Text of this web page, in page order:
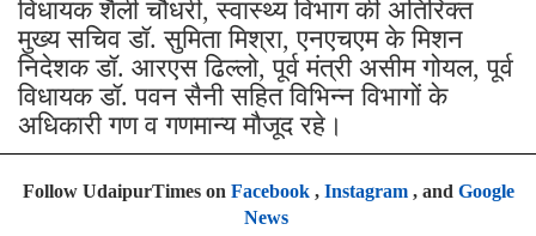
विधायक शैली चौधरी, स्वास्थ्य विभाग की अतिरिक्त
मुख्य सचिव डॉ. सुमिता मिश्रा, एनएचएम के मिशन
निदेशक डॉ. आरएस ढिल्लो, पूर्व मंत्री असीम गोयल, पूर्व
विधायक डॉ. पवन सैनी सहित विभिन्न विभागों के
अधिकारी गण व गणमान्य मौजूद रहे।
Follow UdaipurTimes on Facebook, Instagram, and Google
News